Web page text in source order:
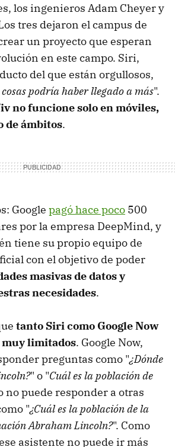
los ingenieros Adam Cheyer y
tres dejaron el campus de
un proyecto que esperan
en este campo. Siri,
del que están orgullosos,
podría haber llegado a más".
no funcione solo en móviles,
de ámbitos.
Google pagó hace poco 500
por la empresa DeepMind, y
tiene su propio equipo de
con el objetivo de poder
masivas de datos y
necesidades.
tanto Siri como Google Now
muy limitados. Google Now,
preguntas como "¿Dónde
" o "Cuál es la población de
no puede responder a otras
"¿Cuál es la población de la
Abraham Lincoln?". Como
asistente no puede ir más